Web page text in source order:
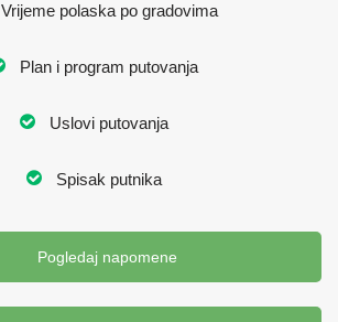
Vrijeme polaska po gradovima
Plan i program putovanja
Uslovi putovanja
Spisak putnika
Pogledaj napomene